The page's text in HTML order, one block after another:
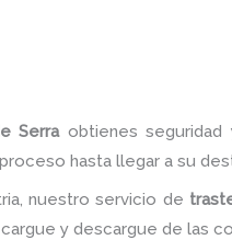
Serra obtienes
hasta llegar a su
nuestro servicio de
y descargue de las